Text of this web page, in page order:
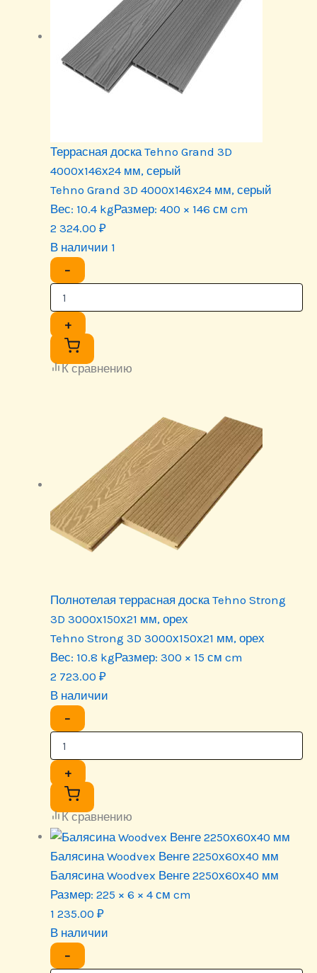
Террасная доска Tehno Grand 3D
4000х146х24 мм, серый
Tehno Grand 3D 4000х146х24 мм, серый
Вес: 10.4 kgРазмер: 400 × 146 см cm
2 324.00 ₽
В наличии 1
−
+
К сравнению
Полнотелая террасная доска Tehno Strong
3D 3000х150х21 мм, орех
Tehno Strong 3D 3000х150х21 мм, орех
Вес: 10.8 kgРазмер: 300 × 15 см cm
2 723.00 ₽
В наличии
−
+
К сравнению
Балясина Woodvex Венге 2250х60х40 мм
Балясина Woodvex Венге 2250х60х40 мм
Размер: 225 × 6 × 4 см cm
1 235.00 ₽
В наличии
−